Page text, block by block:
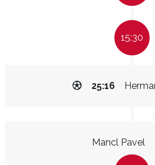
15:30
25:16
Mancl Pavel